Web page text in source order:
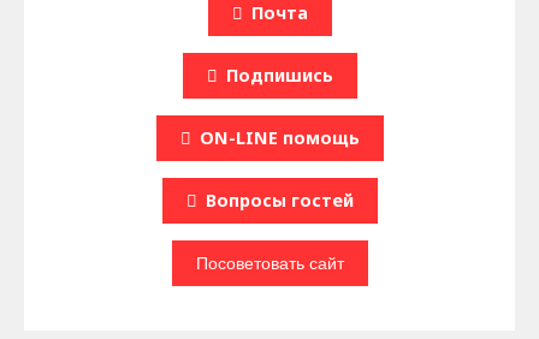
Почта
Подпишись
ON-LINE помощь
Вопроcы гостей